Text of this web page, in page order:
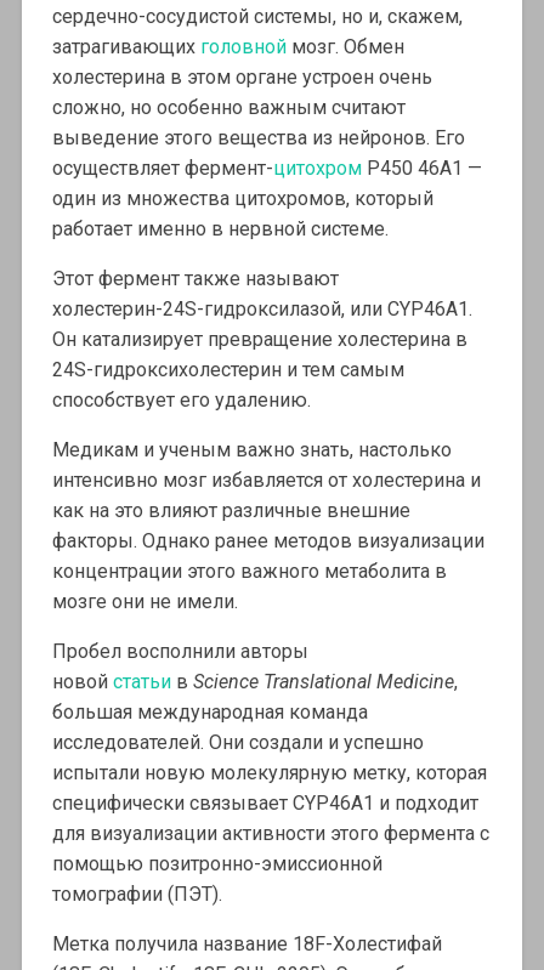
сердечно-сосудистой системы, но и, скажем,
затрагивающих головноймозг. Обмен
холестерина в этом органе устроен очень
сложно, но особенно важным считают
выведение этого вещества из нейронов. Его
осуществляет фермент-цитохромP450 46A1 —
один из множества цитохромов, который
работает именно в нервной системе.
Этот фермент также называют
холестерин-24S-гидроксилазой, или CYP46A1.
Он катализирует превращение холестерина в
24S-гидроксихолестерин и тем самым
способствует его удалению.
Медикам и ученым важно знать, настолько
интенсивно мозг избавляется от холестерина и
как на это влияют различные внешние
факторы. Однако ранее методов визуализации
концентрации этого важного метаболита в
мозге они не имели.
Пробел восполнили авторы
новой статьив Science Translational Medicine,
большая международная команда
исследователей. Они создали и успешно
испытали новую молекулярную метку, которая
специфически связывает CYP46A1 и подходит
для визуализации активности этого фермента с
помощью позитронно-эмиссионной
томографии (ПЭТ).
Метка получила название 18F-Холестифай